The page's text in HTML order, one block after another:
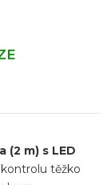
(2 m) s LED
těžko